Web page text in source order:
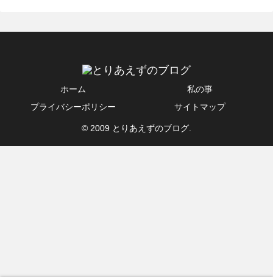
ホーム
私の事
プライバシーポリシー
サイトマップ
© 2009 とりあえずのブログ.